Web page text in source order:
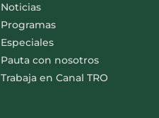
Noticias
Programas
Especiales
Pauta con nosotros
Trabaja en Canal TRO